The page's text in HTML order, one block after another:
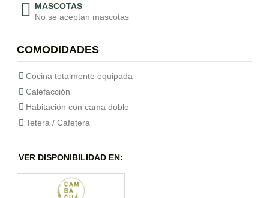
MASCOTAS
No se aceptan mascotas
COMODIDADES
Cocina totalmente equipada
Calefacción
Habitación con cama doble
Tetera / Cafetera
VER DISPONIBILIDAD EN: